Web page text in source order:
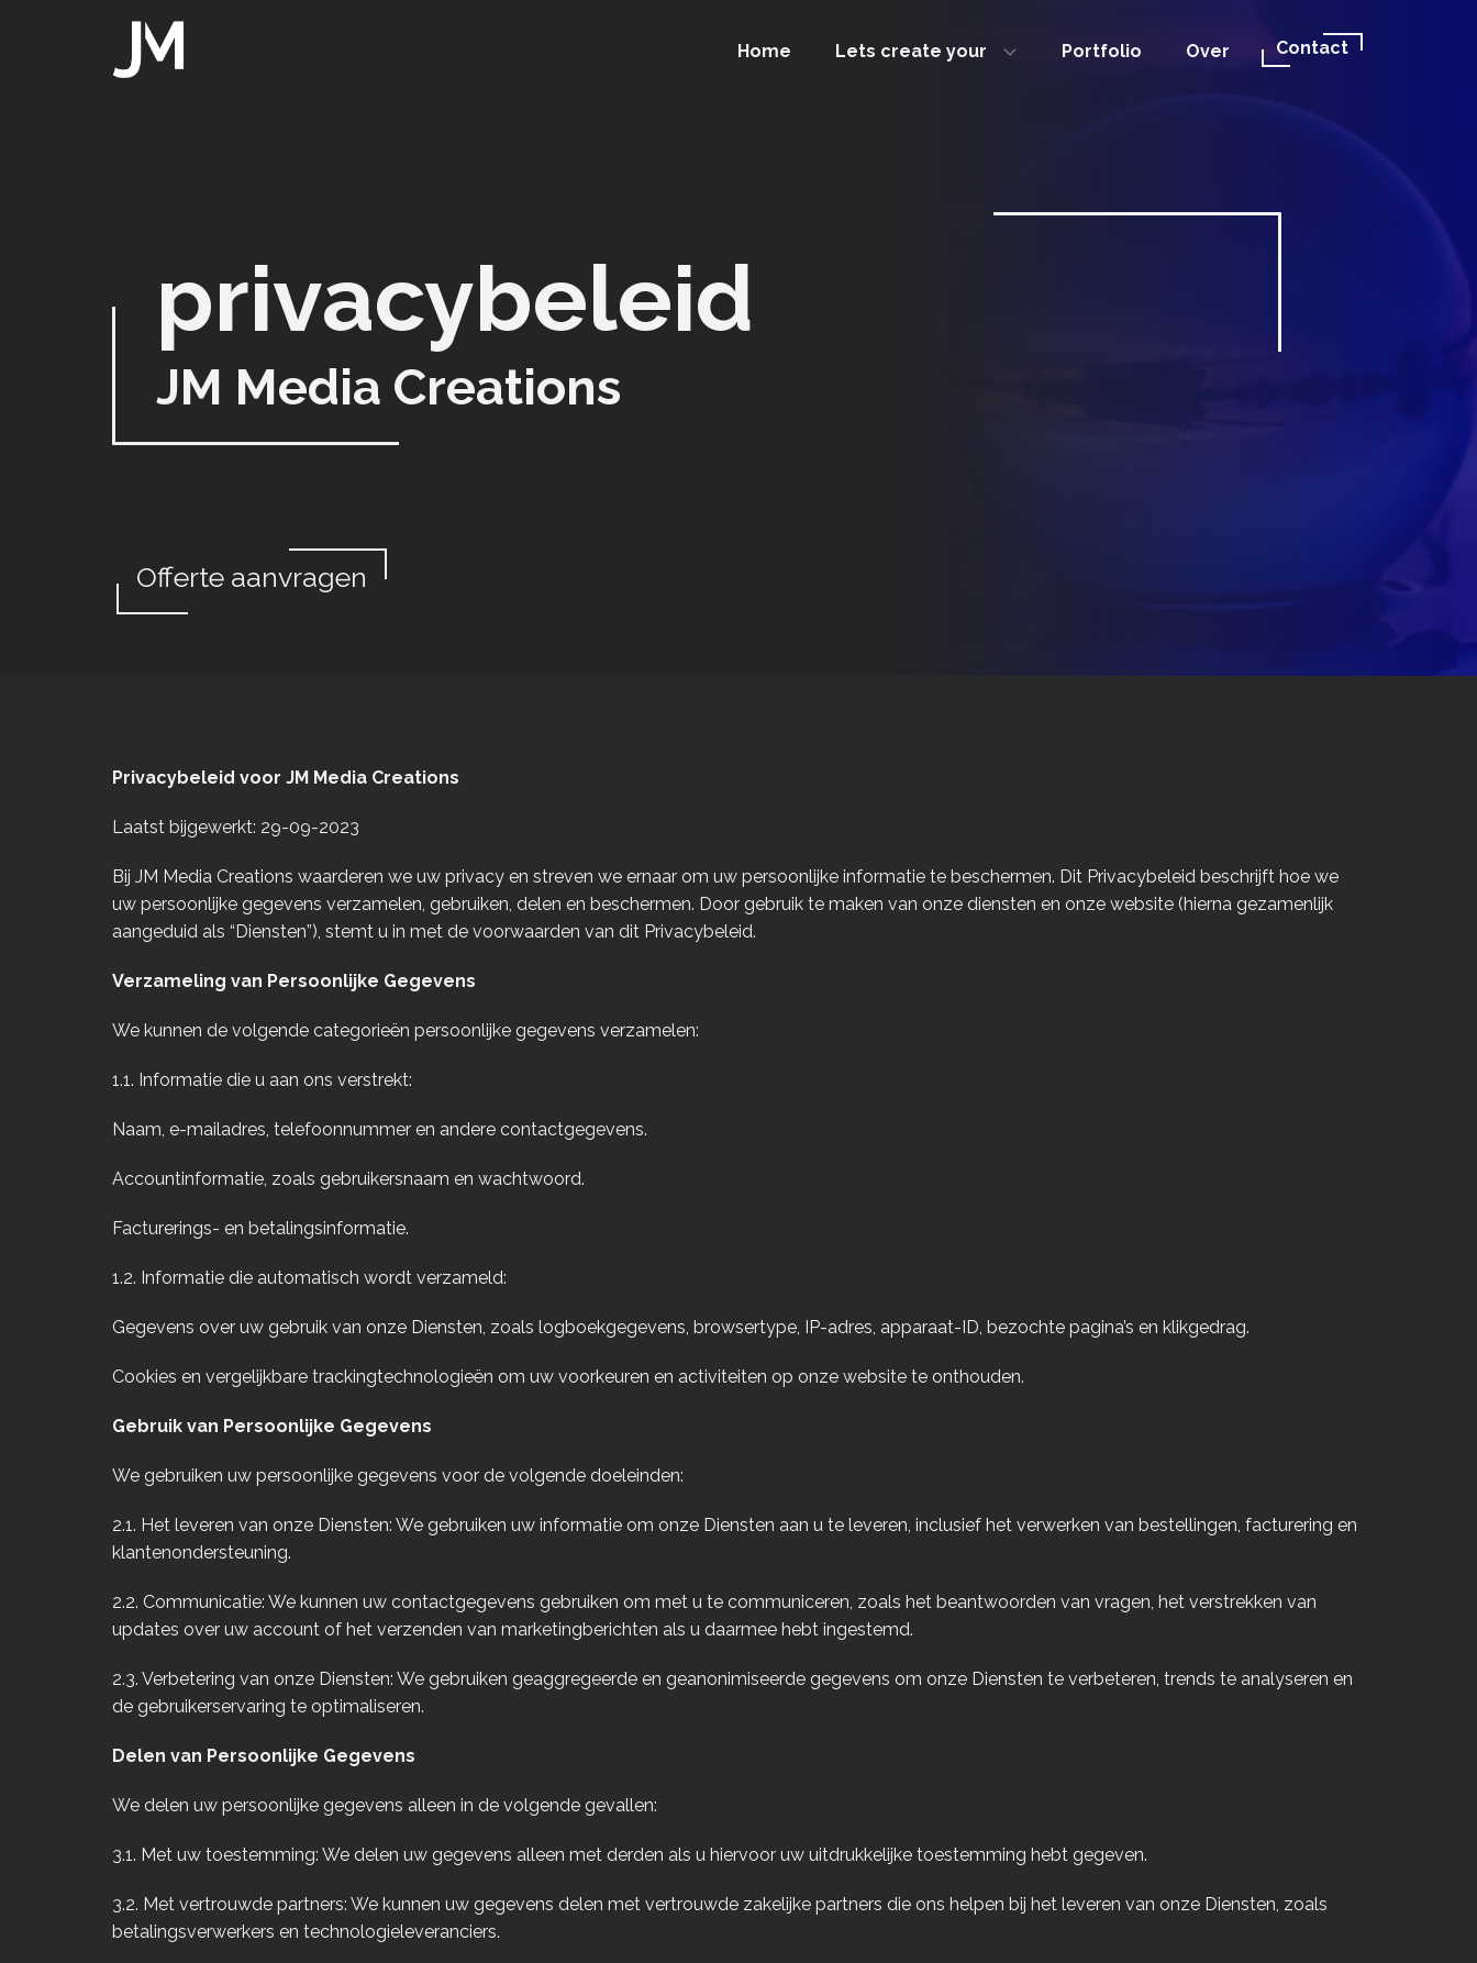
Home Lets create your Portfolio Over Contact
JM Media Creations
privacybeleid
Offerte aanvragen
Privacybeleid voor JM Media Creations
Laatst bijgewerkt: 29-09-2023
Bij JM Media Creations waarderen we uw privacy en streven we ernaar om uw persoonlijke informatie te beschermen. Dit Privacybeleid beschrijft hoe we
uw persoonlijke gegevens verzamelen, gebruiken, delen en beschermen. Door gebruik te maken van onze diensten en onze website (hierna gezamenlijk
aangeduid als “Diensten”), stemt u in met de voorwaarden van dit Privacybeleid.
Verzameling van Persoonlijke Gegevens
We kunnen de volgende categorieën persoonlijke gegevens verzamelen:
1.1. Informatie die u aan ons verstrekt:
Naam, e-mailadres, telefoonnummer en andere contactgegevens.
Accountinformatie, zoals gebruikersnaam en wachtwoord.
Facturerings- en betalingsinformatie.
1.2. Informatie die automatisch wordt verzameld:
Gegevens over uw gebruik van onze Diensten, zoals logboekgegevens, browsertype, IP-adres, apparaat-ID, bezochte pagina’s en klikgedrag.
Cookies en vergelijkbare trackingtechnologieën om uw voorkeuren en activiteiten op onze website te onthouden.
Gebruik van Persoonlijke Gegevens
We gebruiken uw persoonlijke gegevens voor de volgende doeleinden:
2.1. Het leveren van onze Diensten: We gebruiken uw informatie om onze Diensten aan u te leveren, inclusief het verwerken van bestellingen, facturering en
klantenondersteuning.
2.2. Communicatie: We kunnen uw contactgegevens gebruiken om met u te communiceren, zoals het beantwoorden van vragen, het verstrekken van
updates over uw account of het verzenden van marketingberichten als u daarmee hebt ingestemd.
2.3. Verbetering van onze Diensten: We gebruiken geaggregeerde en geanonimiseerde gegevens om onze Diensten te verbeteren, trends te analyseren en
de gebruikerservaring te optimaliseren.
Delen van Persoonlijke Gegevens
We delen uw persoonlijke gegevens alleen in de volgende gevallen:
3.1. Met uw toestemming: We delen uw gegevens alleen met derden als u hiervoor uw uitdrukkelijke toestemming hebt gegeven.
3.2. Met vertrouwde partners: We kunnen uw gegevens delen met vertrouwde zakelijke partners die ons helpen bij het leveren van onze Diensten, zoals
betalingsverwerkers en technologieleveranciers.